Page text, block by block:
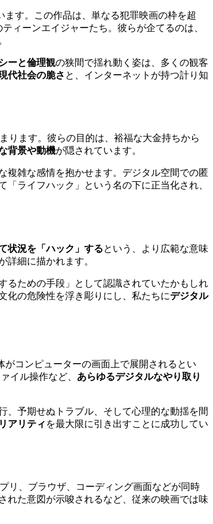
ます。この作品は、単なる犯罪映画の枠を超
ィーンエイジャーたち。彼らが企てるのは、
ーと倫理観の狭間で揺れ動く姿は、多くの観客
代社会の脆さ と、インターネットが持つ計り知
ります。彼らの目的は、裕福な大金持ちから
背景や動機が隠されています。
複雑な感情を抱かせます。デジタル空間での匿
ライフハック」という名の下に正当化され、
状況を「ハック」するという、より広範な意味
細に描かれます。
るための手段」として認識されていたかもしれ
化の危険性を浮き彫りにし、私たちにデジタル
コンピューターの画面上で展開されるとい
イル操作など、 あらゆるデジタルなやり取り
、予期せぬトラブル、そして心理的な動揺を間
アリティ を最大限に引き出すことに成功してい
リ、ブラウザ、コーディング画面などが同時
れた意図が示唆されるなど、従来の映画では味